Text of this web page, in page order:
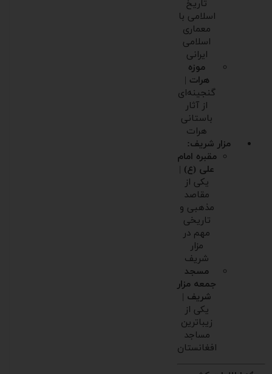
تاریخ
اسلامی با
معماری
اسلامی
ایرانی
موزه
هرات |
گنجینه‌ای
از آثار
باستانی
هرات
مزار شریف:
مقبره امام
علی (ع) |
یکی از
مقاصد
مذهبی و
تاریخی
مهم در
مزار
شریف
مسجد
جمعه مزار
شریف |
یکی از
زیباترین
مساجد
افغانستان